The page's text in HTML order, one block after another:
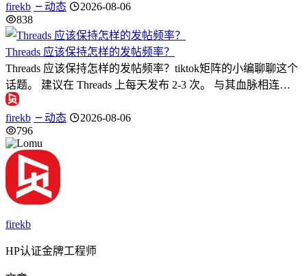
firekb 动态
2026-08-06
838
Threads 应该保持怎样的发帖频率？
Threads 应该保持怎样的发帖频率？tiktok矩阵的小编聊聊这个
话题。 建议在 Threads 上每天发布 2-3 次。 与其血脉相连…
firekb 动态
2026-08-06
796
firekb
HP认证金牌工程师